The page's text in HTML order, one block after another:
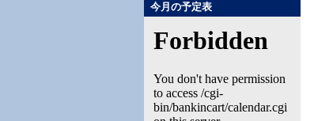
今月の予定表